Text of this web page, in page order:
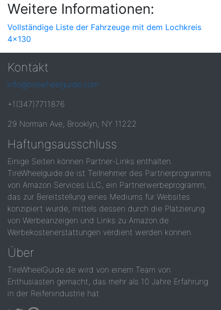
Weitere Informationen:
Vollständige Liste der Fahrzeuge mit dem Lochkreis
4x130
Kontakt
info@tirewheelguide.com
+1(347)7711876
29 Norman Ave, Brooklyn, NY 11222
Haftungsausschluss
Einige Seiten können Partner-Links enthalten.
TireWheelguide.de ist Teilnehmer des Partnerprogramms
von Amazon Services LLC, ein Partnerwerbeprogramm,
das zur Bereitstellung eines Mediums für Websites
konzipiert wurde, mittels dessen durch die Platzierung
von Werbeanzeigen und Links zu Amazon.de
Werbekostenerstattungen verdient werden können.
Über
TireWheelGuide.de wird von einem Team von
Enthusiasten gemacht, das mehr als 10 Jahre Erfahrung
in der Reifenindustrie hat